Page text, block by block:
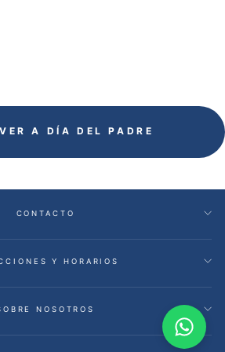
A DÍA DEL PADRE
CONTACTO
Y HORARIOS
NOSOTROS